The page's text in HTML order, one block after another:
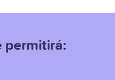
permitirá: